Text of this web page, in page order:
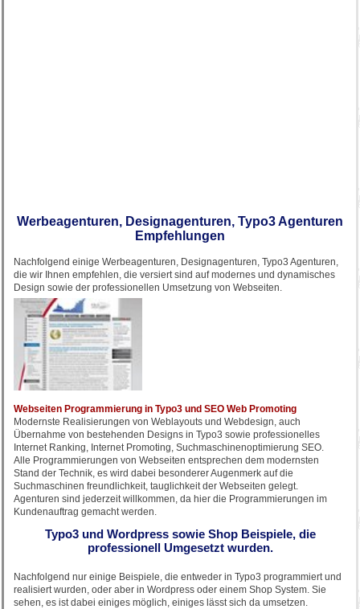
Werbeagenturen, Designagenturen, Typo3 Agenturen
Empfehlungen
Nachfolgend einige Werbeagenturen, Designagenturen, Typo3 Agenturen,
die wir Ihnen empfehlen, die versiert sind auf modernes und dynamisches
Design sowie der professionellen Umsetzung von Webseiten.
Webseiten Programmierung in Typo3 und SEO Web Promoting
Modernste Realisierungen von Weblayouts und Webdesign, auch
Übernahme von bestehenden Designs in Typo3 sowie professionelles
Internet Ranking, Internet Promoting, Suchmaschinenoptimierung SEO.
Alle Programmierungen von Webseiten entsprechen dem modernsten
Stand der Technik, es wird dabei besonderer Augenmerk auf die
Suchmaschinen freundlichkeit, tauglichkeit der Webseiten gelegt.
Agenturen sind jederzeit willkommen, da hier die Programmierungen im
Kundenauftrag gemacht werden.
Typo3 und Wordpress sowie Shop Beispiele, die
professionell Umgesetzt wurden.
Nachfolgend nur einige Beispiele, die entweder in Typo3 programmiert und
realisiert wurden, oder aber in Wordpress oder einem Shop System. Sie
sehen, es ist dabei einiges möglich, einiges lässt sich da umsetzen.